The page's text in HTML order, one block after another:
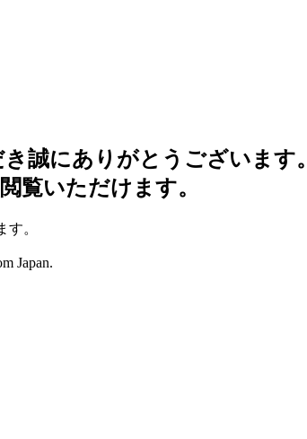
誠にありがとうございます。
覧いただけます。
。
Japan.